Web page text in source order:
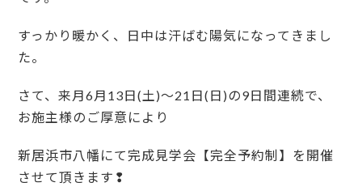
すっかり暖かく、日中は汗ばむ陽気になってきまし
た。
さて、来月6月13日(土)～21日(日)の9日間連続で、
お施主様のご厚意により
新居浜市八幡にて完成見学会【完全予約制】を開催
させて頂きます❢